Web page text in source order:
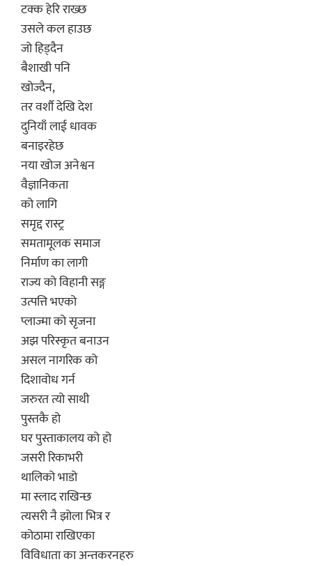
टक्क हेरि राख्छ
उसले कल हाउछ
जो हिड्दैन
बैशाखी पनि
खोज्दैन,
तर वर्शौ देखि देश
दुनियाँ लाई धावक
बनाइरहेछ
नया खोज अनेश्वन
वैज्ञानिकता
को लागि
समृद्द रास्ट्र
समतामूलक समाज
निर्माण का लागी
राज्य को विहानी सङ्ग
उत्पत्ति भएको
प्लाज्मा को सृजना
अझ परिस्कृत बनाउन
असल नागरिक को
दिशावोध गर्न
जरुरत त्यो साथी
पुस्तकै हो
घर पुस्ताकालय को हो
जसरी रिकाभरी
थालिको भाडो
मा स्लाद राखिन्छ
त्यसरी नै झोला भित्र र
कोठामा राखिएका
विविधाता का अन्तकरनहरु